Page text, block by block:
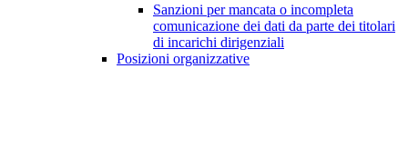
Sanzioni per mancata o incompleta
comunicazione dei dati da parte dei titolari
di incarichi dirigenziali
Posizioni organizzative